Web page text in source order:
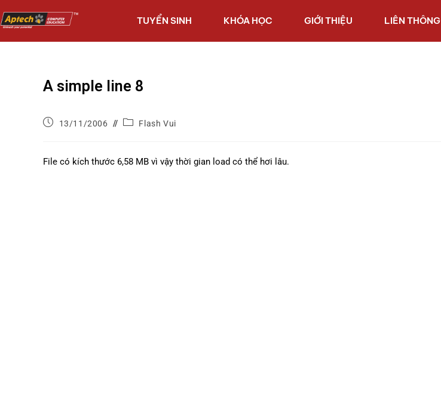
TUYỂN SINH KHÓA HỌC GIỚI THIỆU LIÊN THÔNG
A simple line 8
13/11/2006 Flash Vui
File có kích thước 6,58 MB vì vậy thời gian load có thể hơi lâu.